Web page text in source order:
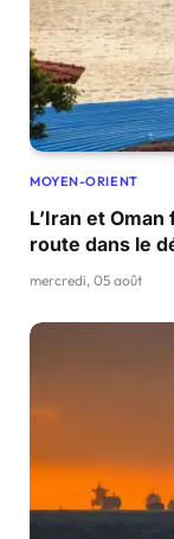
MOYEN-ORIENT
L’Iran et
route dans le
mercredi, 05 août